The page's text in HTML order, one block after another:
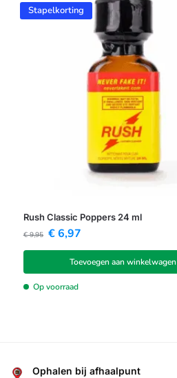
Stapelkorting
Rush Classic Poppers 24 ml
€9,95 €6,97
Toevoegen aan winkelwagen
Op voorraad
Ophalen bij afhaalpunt